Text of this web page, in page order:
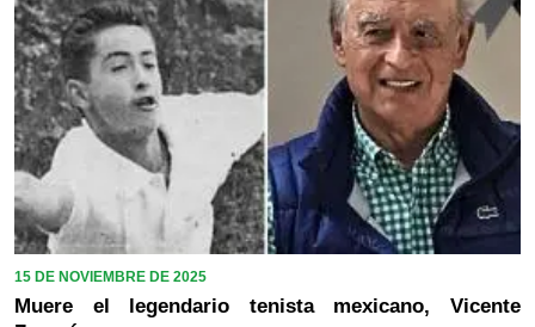
15 DE NOVIEMBRE DE 2025
Muere el legendario tenista mexicano, Vicente